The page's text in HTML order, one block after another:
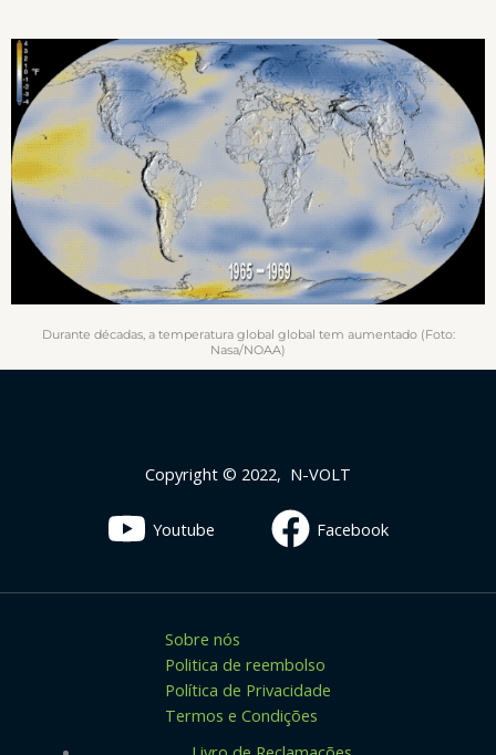
Durante décadas, a temperatura global global tem aumentado (Foto:
Nasa/NOAA)
Copyright © 2022, N-VOLT
Youtube Facebook
Sobre nós
Politica de reembolso
Política de Privacidade
Termos e Condições